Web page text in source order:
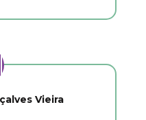
Vieira